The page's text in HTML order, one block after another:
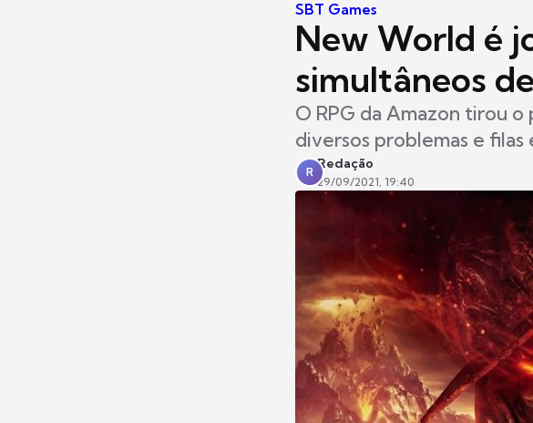
SBT Games
New World é
simultâneos
O RPG da Amazon tirou
diversos problemas e filas
R
Redação
29/09/2021, 19:40